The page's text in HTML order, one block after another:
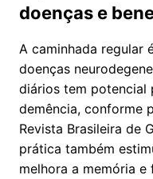
doenças e
A caminhada regular
doenças
diários tem potencial
demência, conforme
Revista Brasileira de
prática também
melhora a memória